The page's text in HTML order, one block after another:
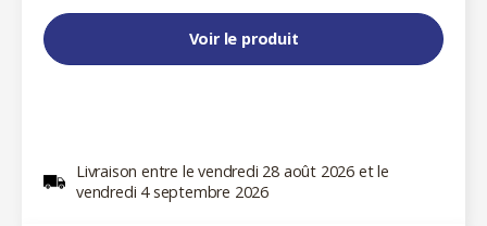
Voir le produit
Livraison entre le vendredi 28 août 2026 et le
vendredi 4 septembre 2026